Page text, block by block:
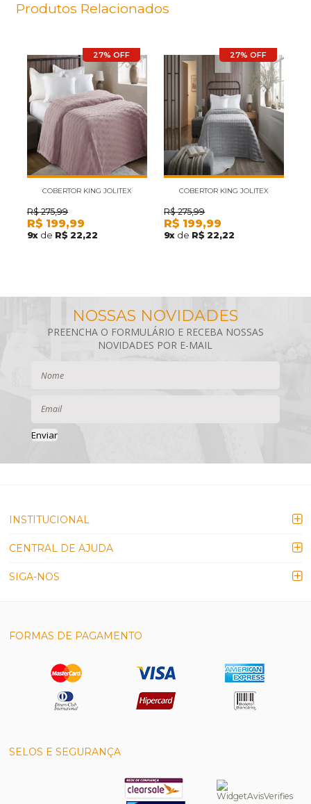
Produtos Relacionados
27% OFF
COBERTOR KING JOLITEX
INNOVE REPS ROSE
R$ 275,99
R$ 199,99
9x de R$ 22,22
27% OFF
COBERTOR KING JOLITEX
INNOVE RISK PRATA
R$ 275,99
R$ 199,99
9x de R$ 22,22
Enviar
INSTITUCIONAL
CENTRAL DE AJUDA
SIGA-NOS
FORMAS DE PAGAMENTO
SELOS E SEGURANÇA